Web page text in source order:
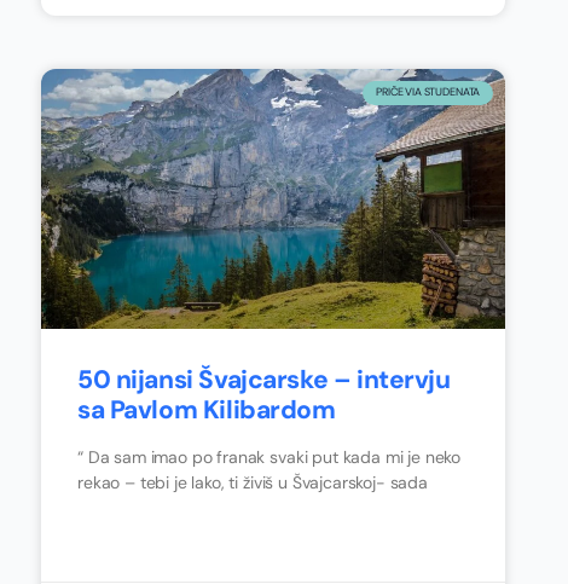
PRIČE VIA STUDENATA
50 nijansi Švajcarske – intervju
sa Pavlom Kilibardom
“ Da sam imao po franak svaki put kada mi je neko
rekao – tebi je lako, ti živiš u Švajcarskoj- sada